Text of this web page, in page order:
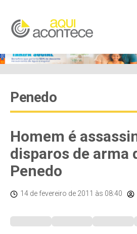
Penedo
Homem é
disparos de arma
Penedo
14 de fevereiro de 2011 às 08:40